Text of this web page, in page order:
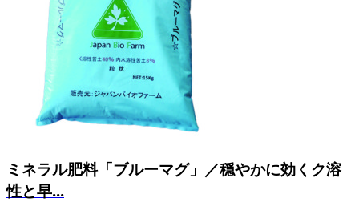
ミネラル肥料「ブルーマグ」／穏やかに効くク溶
性と早...